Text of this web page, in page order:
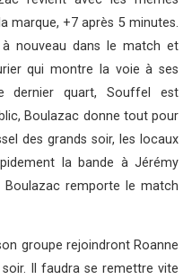
marque, +7 après 5 minutes.
nouveau dans le match et
qui montre la voie à ses
dernier quart, Souffel est
Boulazac donne tout pour
des grands soir, les locaux
la bande à Jérémy
Boulazac remporte le match
groupe rejoindront Roanne
Il faudra se remettre vite